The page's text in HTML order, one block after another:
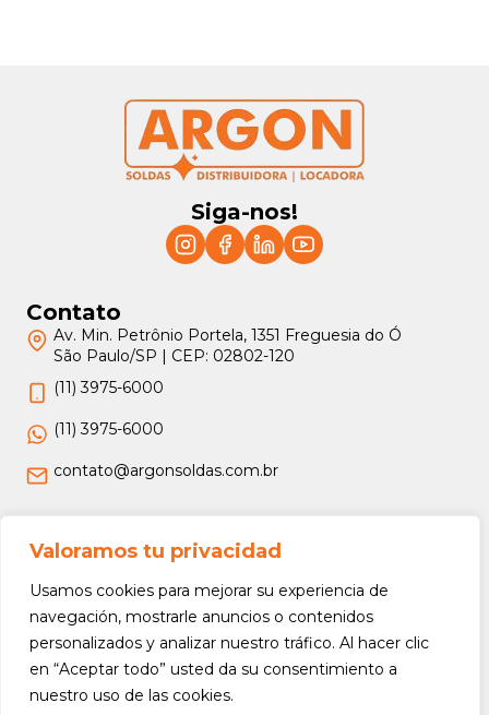
Valoramos tu privacidad
Usamos cookies para mejorar su experiencia de
navegación, mostrarle anuncios o contenidos
personalizados y analizar nuestro tráfico. Al hacer clic
en “Aceptar todo” usted da su consentimiento a
nuestro uso de las cookies.
Siga-nos!
Contato
Av. Min. Petrônio Portela, 1351 Freguesia do Ó
São Paulo/SP | CEP: 02802-120
(11) 3975-6000
(11) 3975-6000
contato@argonsoldas.com.br
Jurídico
Termos e Condições
Política de Privacidade
Política de Devolução e Reembolso